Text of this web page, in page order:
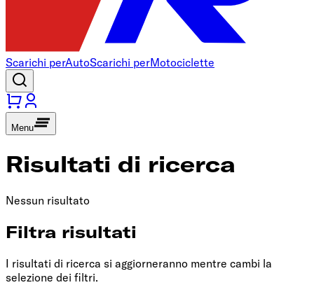
Scarichi perAutoScarichi perMotociclette
Menu
Risultati di ricerca
Nessun risultato
Filtra risultati
I risultati di ricerca si aggiorneranno mentre cambi la
selezione dei filtri.